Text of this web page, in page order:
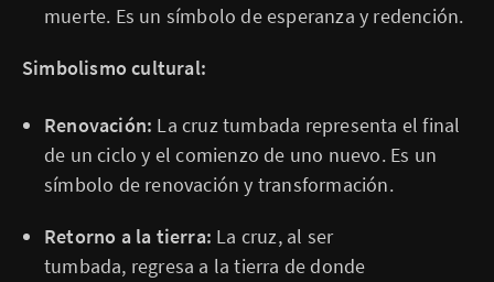
muerte. Es un símbolo de esperanza y redención.
Simbolismo cultural:
Renovación: La cruz tumbada representa el final
de un ciclo y el comienzo de uno nuevo. Es un
símbolo de renovación y transformación.
Retorno a la tierra: La cruz, al ser
tumbada, regresa a la tierra de donde